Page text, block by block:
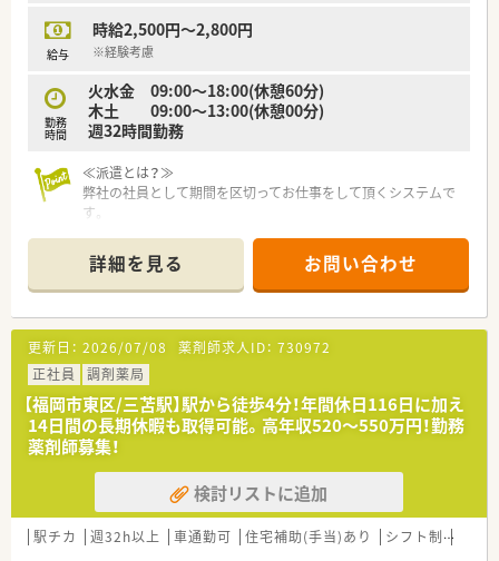
■離職率が非常に低いことが特徴であり、新卒の3年以内離職率
が5％程度と、長く安定して働ける良好な人間関係が築かれてい
ます。
■男女問わず育児休業の取得実績があり、子育てへの理解が深い
風土のため、ライフステージの変化があっても安心して継続でき
ます。
■店舗内にはがん専門薬剤師が在籍している場合もあり、専門性
ます。
給与
時給2,500円～2,800円
※経験考慮
勤務
時間
火水金 09:00～18:00(休憩60分)
木土 09:00～13:00(休憩00分)
週32時間勤務
≪派遣とは？≫
弊社の社員として期間を区切ってお仕事をして頂くシステムで
す。
です。
◆こんな方に人気・オススメ
・転職活動中にブランクを空けたくない方
・様々な薬局で経験を積みたい方
・将来的に独立を検討している方
・転居や留学の予定があり、期間を区切って働きたい方
・旅行や趣味の時間等ライフスタイルに合わせて休みを調整した
い方
・高時給で効率的に働きたい方
◆派遣の魅力
・交通費は実費分支給
・薬剤師賠償保険に弊社負担にて加入頂けますので安心して就業
が可能
詳細を見る お問い合わせ
更新日： 2026/07/08 薬剤師求人ID： 730972
正社員
調剤薬局
【福岡市東区/三苫駅】駅から徒歩4分！年間休日116日に加え
14日間の長期休暇も取得可能。高年収520～550万円！勤務
薬剤師募集！
検討リストに追加
駅チカ 週32h以上 車通勤可 住宅補助(手当)あり シフト制